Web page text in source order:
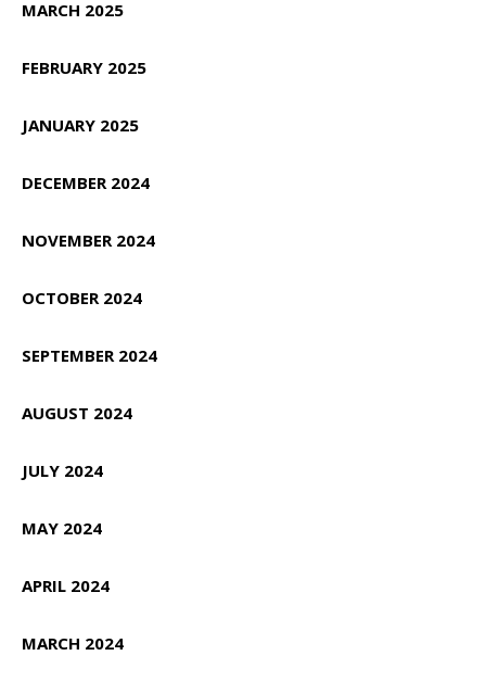
MARCH 2025
FEBRUARY 2025
JANUARY 2025
DECEMBER 2024
NOVEMBER 2024
OCTOBER 2024
SEPTEMBER 2024
AUGUST 2024
JULY 2024
MAY 2024
APRIL 2024
MARCH 2024